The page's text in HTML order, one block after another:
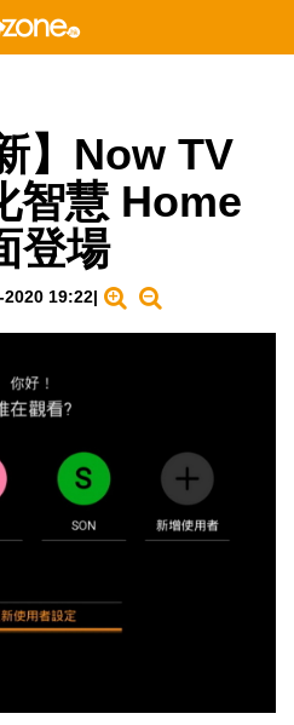
】Now TV
智慧 Home
登場
2020 19:22|